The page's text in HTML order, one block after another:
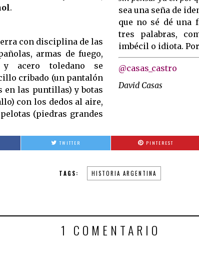
.
con disciplina de las
armas de fuego,
y acero toledano se
cribado (un pantalón
en las puntillas) y botas
con los dedos al aire,
(piedras grandes
sea una seña de
que no sé dé una
tres palabras,
imbécil o idiota.
@casas_castro
David Casas
TWITTER PINTEREST
TAGS: HISTORIA ARGENTINA
1 COMENTARIO